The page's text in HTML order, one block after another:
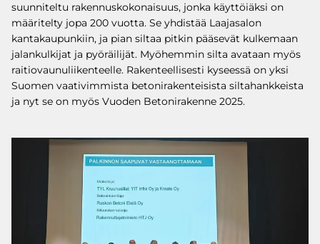
suunniteltu rakennuskokonaisuus, jonka käyttöiäksi on
määritelty jopa 200 vuotta. Se yhdistää Laajasalon
kantakaupunkiin, ja pian siltaa pitkin pääsevät kulkemaan
jalankulkijat ja pyöräilijät. Myöhemmin silta avataan myös
raitiovaunuliikenteelle. Rakenteellisesti kyseessä on yksi
Suomen vaativimmista betonirakenteisista siltahankkeista
ja nyt se on myös Vuoden Betonirakenne 2025.